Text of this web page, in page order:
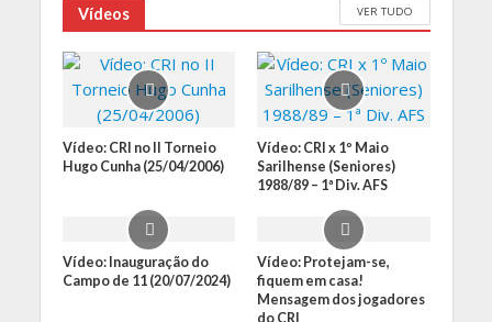
Vídeos VER TUDO
Vídeo: CRI no II Torneio
Hugo Cunha (25/04/2006)
Vídeo: CRI x 1º Maio
Sarilhense (Seniores)
1988/89 – 1ª Div. AFS
Vídeo: Inauguração do
Campo de 11 (20/07/2024)
Vídeo: Protejam-se,
fiquem em casa!
Mensagem dos jogadores
do CRI